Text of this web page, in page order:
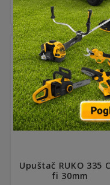
Upuštač RUKO 335
fi 30mm